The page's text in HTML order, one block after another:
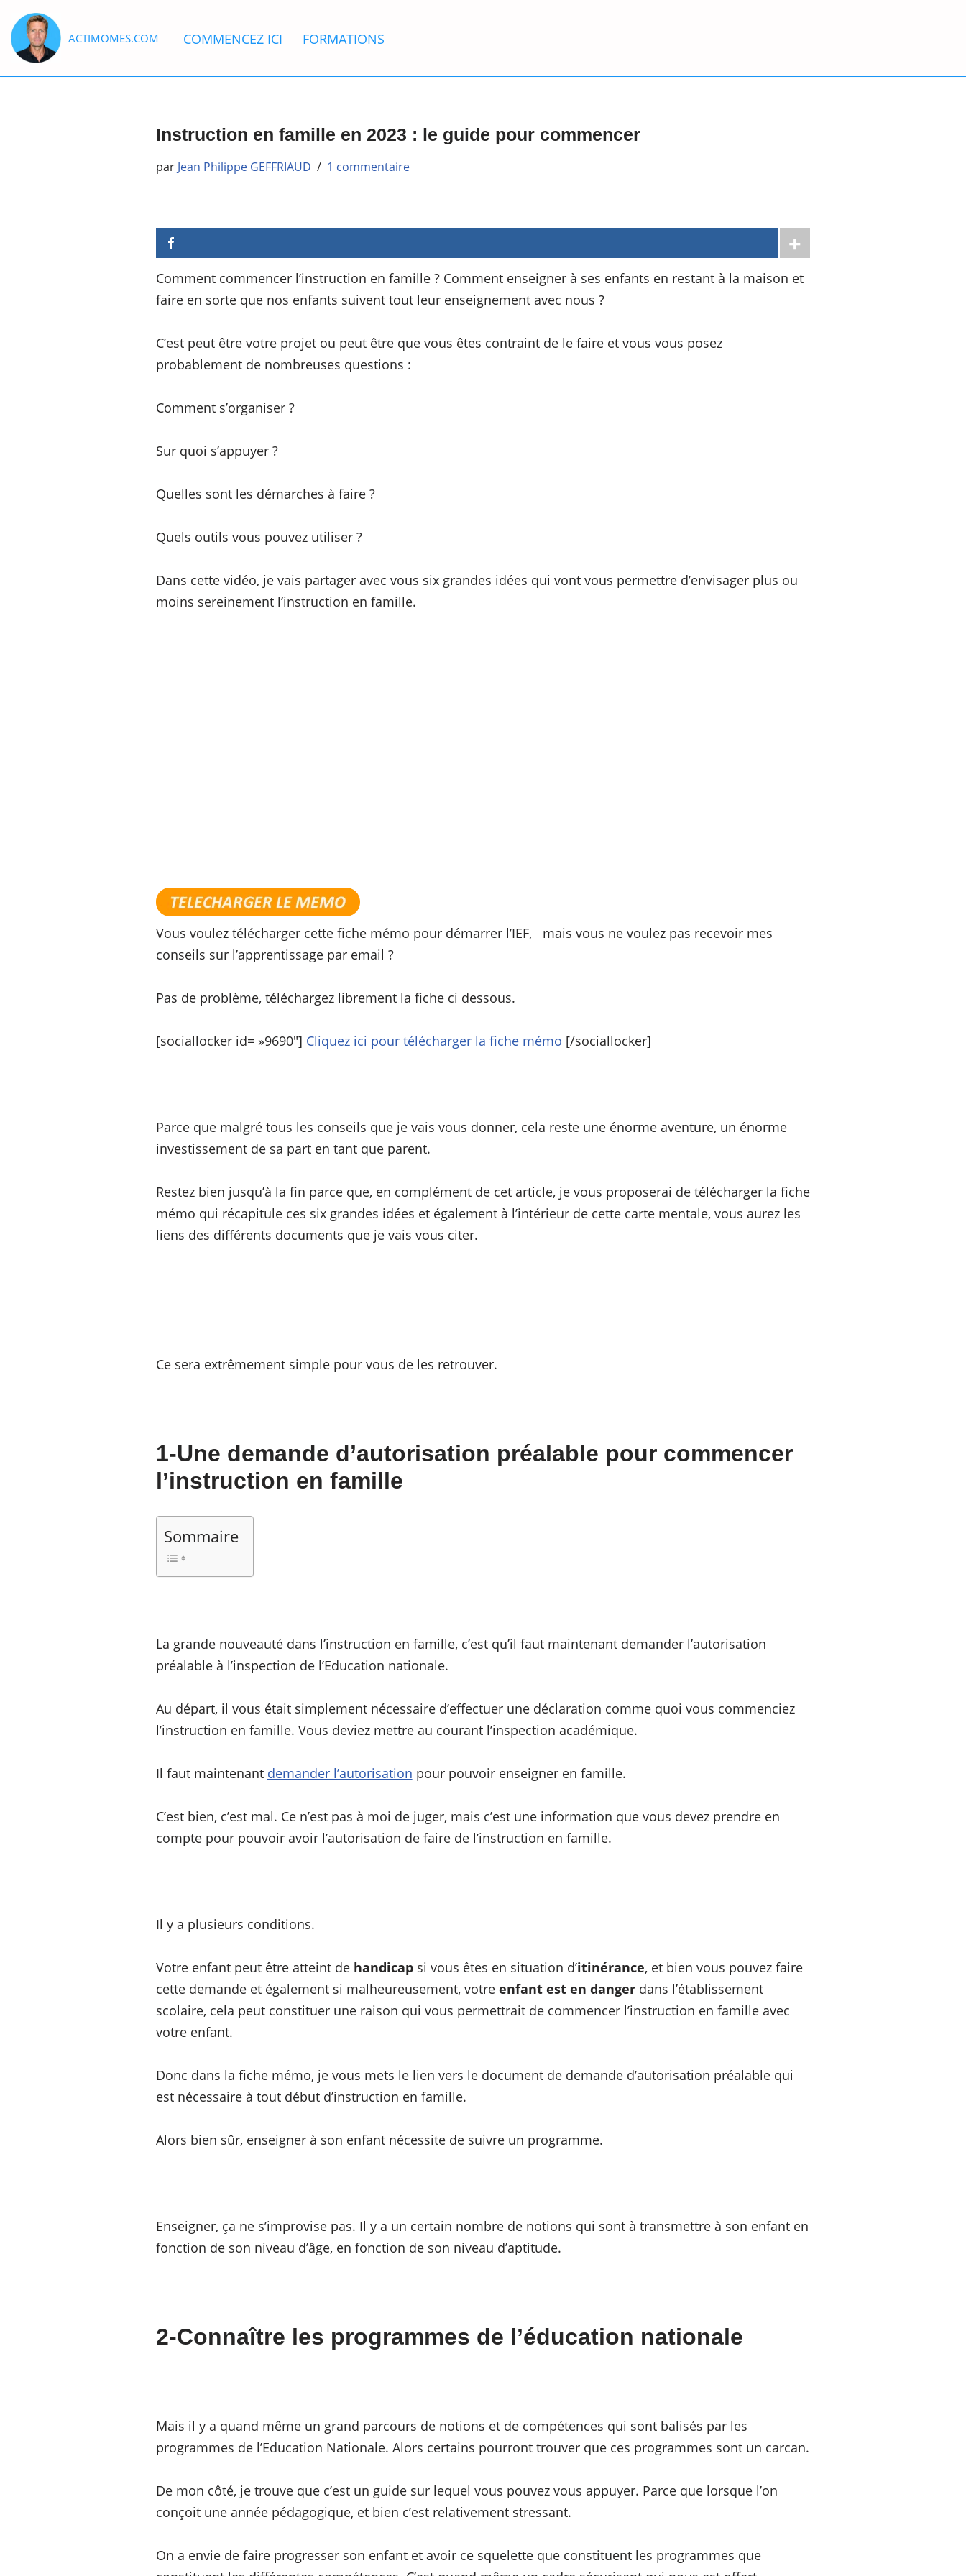
Aller
au
ACTIMOMES.COM COMMENCEZ ICI FORMATIONS
Instruction en famille en 2023 : le guide pour commencer
par Jean Philippe GEFFRIAUD 1 commentaire
Comment commencer l’instruction en famille ? Comment enseigner à ses enfants en restant à la maison et
faire en sorte que nos enfants suivent tout leur enseignement avec nous ?
C’est peut être votre projet ou peut être que vous êtes contraint de le faire et vous vous posez
probablement de nombreuses questions :
Comment s’organiser ?
Sur quoi s’appuyer ?
Quelles sont les démarches à faire ?
Quels outils vous pouvez utiliser ?
Dans cette vidéo, je vais partager avec vous six grandes idées qui vont vous permettre d’envisager plus ou
moins sereinement l’instruction en famille.
Vous voulez télécharger cette fiche mémo pour démarrer l’IEF, mais vous ne voulez pas recevoir mes
conseils sur l’apprentissage par email ?
Pas de problème, téléchargez librement la fiche ci dessous.
[sociallocker id= »9690″] Cliquez ici pour télécharger la fiche mémo [/sociallocker]
Parce que malgré tous les conseils que je vais vous donner, cela reste une énorme aventure, un énorme
investissement de sa part en tant que parent.
Restez bien jusqu’à la fin parce que, en complément de cet article, je vous proposerai de télécharger la fiche
mémo qui récapitule ces six grandes idées et également à l’intérieur de cette carte mentale, vous aurez les
liens des différents documents que je vais vous citer.
Ce sera extrêmement simple pour vous de les retrouver.
1-Une demande d’autorisation préalable pour commencer
l’instruction en famille
Sommaire
La grande nouveauté dans l’instruction en famille, c’est qu’il faut maintenant demander l’autorisation
préalable à l’inspection de l’Education nationale.
Au départ, il vous était simplement nécessaire d’effectuer une déclaration comme quoi vous commenciez
l’instruction en famille. Vous deviez mettre au courant l’inspection académique.
Il faut maintenant demander l’autorisation pour pouvoir enseigner en famille.
C’est bien, c’est mal. Ce n’est pas à moi de juger, mais c’est une information que vous devez prendre en
compte pour pouvoir avoir l’autorisation de faire de l’instruction en famille.
Il y a plusieurs conditions.
Votre enfant peut être atteint de handicapsi vous êtes en situation d’itinérance, et bien vous pouvez faire
cette demande et également si malheureusement, votre enfant est en dangerdans l’établissement
scolaire, cela peut constituer une raison qui vous permettrait de commencer l’instruction en famille avec
votre enfant.
Donc dans la fiche mémo, je vous mets le lien vers le document de demande d’autorisation préalable qui
est nécessaire à tout début d’instruction en famille.
Alors bien sûr, enseigner à son enfant nécessite de suivre un programme.
Enseigner, ça ne s’improvise pas. Il y a un certain nombre de notions qui sont à transmettre à son enfant en
fonction de son niveau d’âge, en fonction de son niveau d’aptitude.
2-Connaître les programmes de l’éducation nationale
Mais il y a quand même un grand parcours de notions et de compétences qui sont balisés par les
programmes de l’Education Nationale. Alors certains pourront trouver que ces programmes sont un carcan.
De mon côté, je trouve que c’est un guide sur lequel vous pouvez vous appuyer. Parce que lorsque l’on
conçoit une année pédagogique, et bien c’est relativement stressant.
On a envie de faire progresser son enfant et avoir ce squelette que constituent les programmes que